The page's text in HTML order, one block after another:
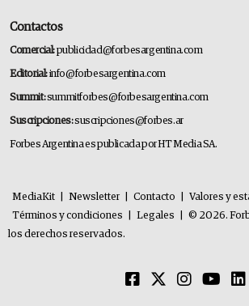
Contactos
Comercial:publicidad@forbesargentina.com
Editorial:info@forbesargentina.com
Summit:summitforbes@forbesargentina.com
Suscripciones:suscripciones@forbes.ar
Forbes Argentina es publicada por HT Media SA.
MediaKit Newsletter Contacto Valores y
Términos y condiciones
Legales
© 2026.
los derechos reservados.